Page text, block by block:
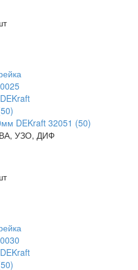
DEKraft 32051 (50)
ВА, УЗО, ДИФ